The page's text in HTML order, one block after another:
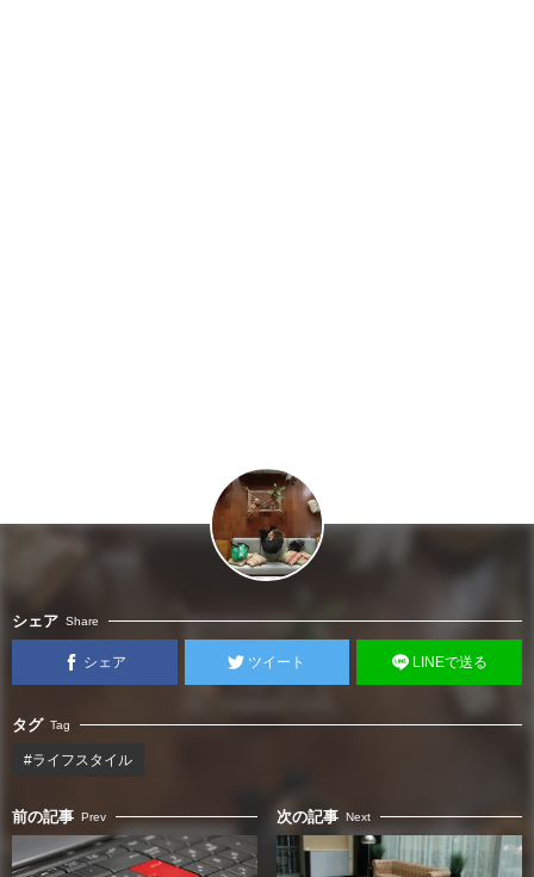
シェア Share
シェア ツイート LINEで送る
タグ Tag
#ライフスタイル
前の記事 Prev 次の記事 Next